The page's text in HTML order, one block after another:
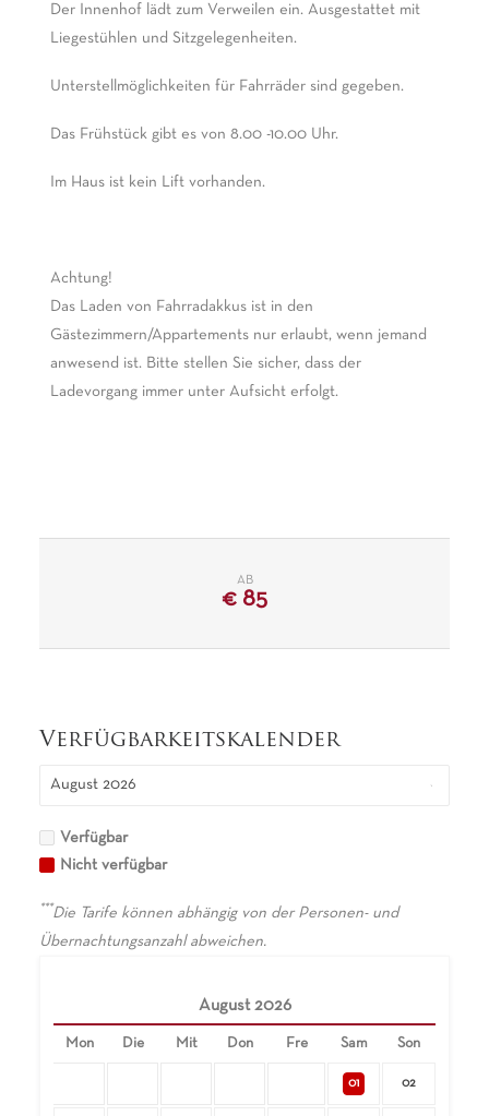
Der Innenhof lädt zum Verweilen ein. Ausgestattet mit
Liegestühlen und Sitzgelegenheiten.
Unterstellmöglichkeiten für Fahrräder sind gegeben.
Das Frühstück gibt es von 8.00 -10.00 Uhr.
Im Haus ist kein Lift vorhanden.
Achtung!
Das Laden von Fahrradakkus ist in den
Gästezimmern/Appartements nur erlaubt, wenn jemand
anwesend ist. Bitte stellen Sie sicher, dass der
Ladevorgang immer unter Aufsicht erfolgt.
AB
€ 85
Verfügbarkeitskalender
Verfügbar
Nicht verfügbar
***Die Tarife können abhängig von der Personen- und
Übernachtungsanzahl abweichen.
August 2026
Mon Die Mit Don Fre Sam Son
01 02